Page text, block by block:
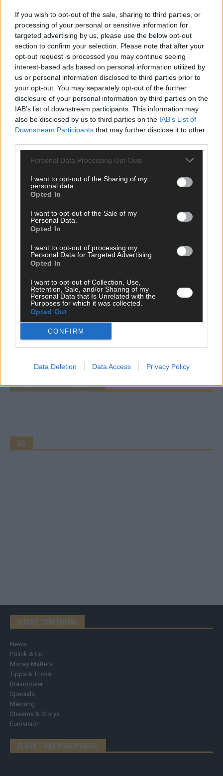
If you wish to opt-out of the sale, sharing to third parties, or
processing of your personal or sensitive information for
targeted advertising by us, please use the below opt-out
section to confirm your selection. Please note that after your
opt-out request is processed you may continue seeing
interest-based ads based on personal information utilized by
us or personal information disclosed to third parties prior to
your opt-out. You may separately opt-out of the further
disclosure of your personal information by third parties on the
IAB’s list of downstream participants. This information may
also be disclosed by us to third parties on the IAB’s List of
Downstream Participants that may further disclose it to other
Personal Data Processing Opt Outs
I want to opt-out of the Sharing of my
personal data.
Opted In
I want to opt-out of the Sale of my
Personal Data.
Opted In
I want to opt-out of processing my
Personal Data for Targeted Advertising.
Opted In
I want to opt-out of Collection, Use,
Retention, Sale, and/or Sharing of my
Personal Data that Is Unrelated with the
Purposes for which it was collected.
Opted Out
CONFIRM
Data Deletion Data Access Privacy Policy
aufgestiegen – alle 25 Acts im Kurzcheck
Mai 2026
KOMMENTAR
JJ hat den Abend gerettet – der Rest des ESC-Halbfinales
war solide, aber kein Feuerwerk
Mai 2026
EXTRA
ESC-Halbfinale 2: Das sagen die Wettquoten – vier sicher,
sechs zittern, einer chancenlos!
Mai 2026
KOMMENTAR
Wer zahlt, steht im Finale – ist das beim ESC wirklich fair?
Mai 2026
Abend in Bildern
Mai 2026
WERBE BEI UNS!
CHECK UNS AUF FACEBOOK
AD
DIREKT ZUM THEMA
News
Politik & Co
Money Matters
Tipps & Tricks
Brainpower
Specials
Meinung
Streams & Storys
Eurovision
FLASH – DAS VIDEOPORTAL